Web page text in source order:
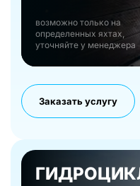
возможно только на
определенных яхтах,
уточняйте у менеджера
Заказать услугу